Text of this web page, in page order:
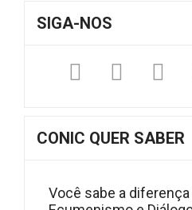
SIGA-NOS
Facebook
CONIC QUER SABER
Você sabe a